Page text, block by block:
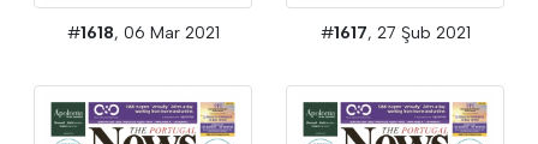
#1618, 06 Mar 2021 #1617, 27 Şub 2021